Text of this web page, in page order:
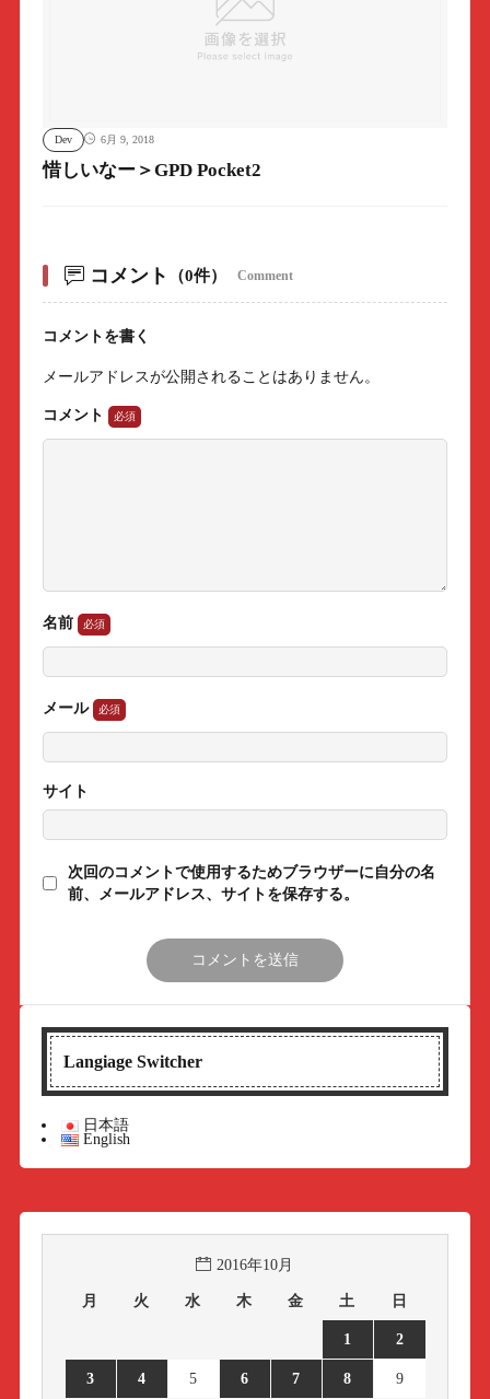
Dev 6月 9, 2018
惜しいなー＞GPD Pocket2
コメント （0件） Comment
コメントを書く
メールアドレスが公開されることはありません。
コメント
名前
メール
サイト
次回のコメントで使用するためブラウザーに自分の名
前、メールアドレス、サイトを保存する。
Langiage Switcher
日本語
English
2016年10月
月 火 水 木 金 土 日
1 2
3 4 5 6 7 8 9